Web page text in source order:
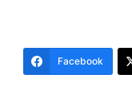
Facebook